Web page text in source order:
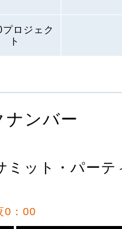
ロジェク
ト
ナンバー
ミット・パー
0：00